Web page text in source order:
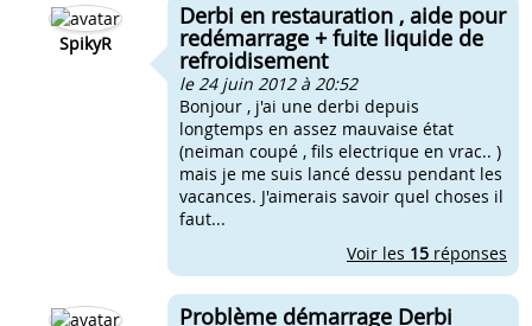
SpikyR
Derbi en restauration , aide pour
redémarrage + fuite liquide de
refroidisement
le 24 juin 2012 à 20:52
Bonjour , j'ai une derbi depuis
longtemps en assez mauvaise état
(neiman coupé , fils electrique en vrac.. )
mais je me suis lancé dessu pendant les
vacances. J'aimerais savoir quel choses il
faut...
Voir les 15 réponses
Problème démarrage Derbi